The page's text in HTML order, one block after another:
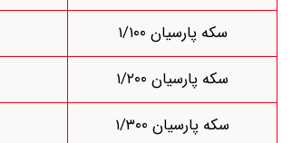
سکه پارسیان ۱/۱۰۰
سکه پارسیان ۱/۲۰۰
سکه پارسیان ۱/۳۰۰